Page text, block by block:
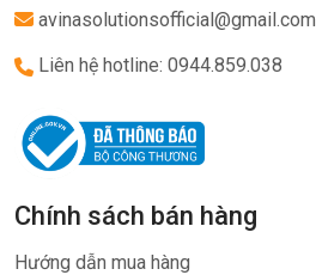
avinasolutionsofficial@gmail.com
Liên hệ hotline: 0944.859.038
Chính sách bán hàng
Hướng dẫn mua hàng